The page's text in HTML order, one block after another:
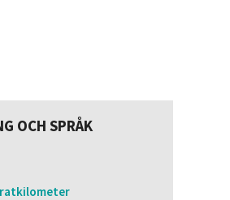
OCH SPRÅK